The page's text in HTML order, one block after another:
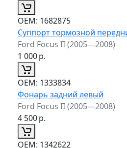
ОЕМ: 1682875
Суппорт тормозной
Ford Focus II (2005—2008)
1 000р.
ОЕМ: 1333834
Фонарь задний левый
Ford Focus II (2005—2008)
4 500р.
ОЕМ: 1342622